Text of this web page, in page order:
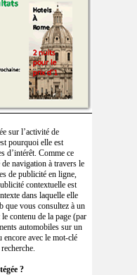
sur l’activité de
pourquoi elle est
d’intérêt. Comme ce
navigation à travers le
de publicité en ligne,
contextuelle est
dans laquelle elle
que vous consultez à un
contenu de la page (par
automobiles sur un
encore avec le mot-clé
?